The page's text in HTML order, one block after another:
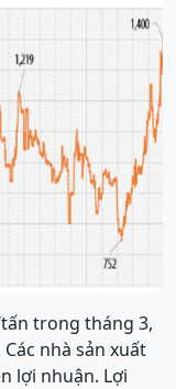
trong tháng 3,
nhà sản xuất
lợi nhuận. Lợi